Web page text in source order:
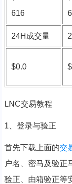
616
24H成交量
$0.0
LNC交易教程
1、登录与验正
首先下载上面的交
户名、密马及验正
验正、由箱验正等